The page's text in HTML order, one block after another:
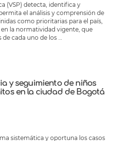
(VSP) detecta, identifica y
el análisis y comprensión de
como prioritarias para el país,
en la normatividad vigente, que
cada uno de los …
y seguimiento de niños
en la ciudad de Bogotá
sistemática y oportuna los casos